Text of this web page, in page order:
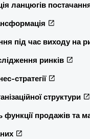
ланцюгів
під час виходу на
ринків
стратегії
структури
функції продажів та